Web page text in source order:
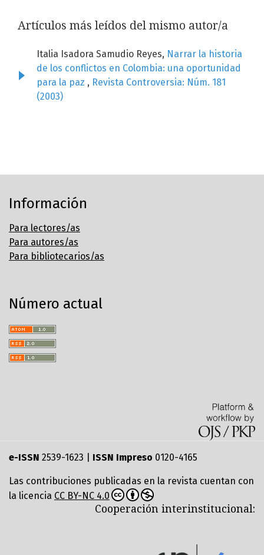
Artículos más leídos del mismo autor/a
Italia Isadora Samudio Reyes, Narrar la historia
de los conflictos en Colombia: una oportunidad
para la paz , Revista Controversia: Núm. 181
(2003)
Información
Para lectores/as
Para autores/as
Para bibliotecarios/as
Número actual
e-ISSN 2539-1623 | ISSN Impreso 0120-4165
Las contribuciones publicadas en la revista cuentan con
la licencia CC BY-NC 4.0
Cooperación interinstitucional: